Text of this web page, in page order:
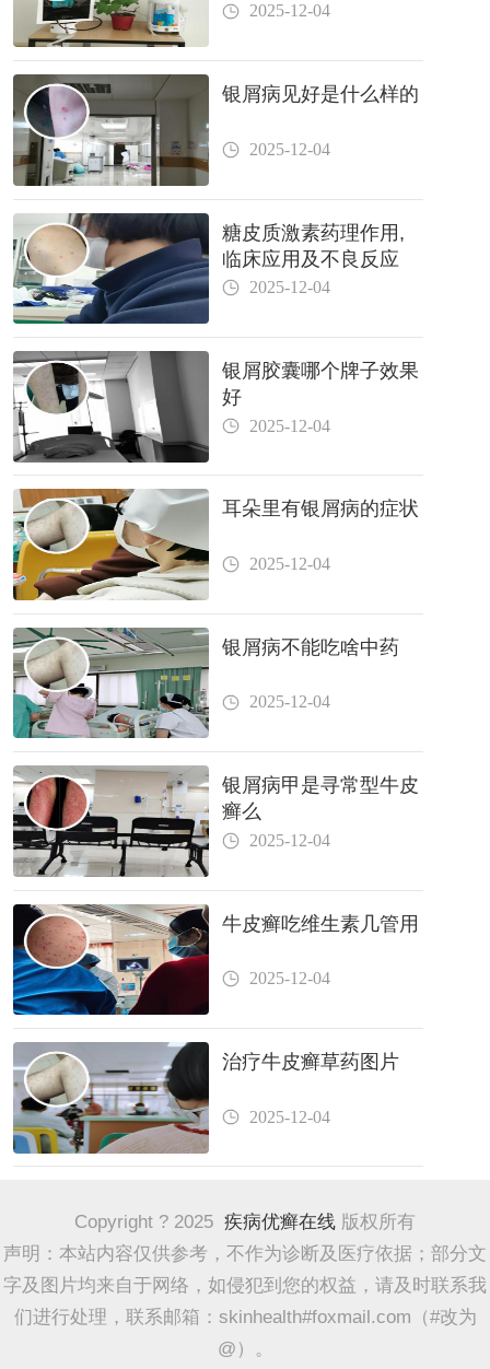
2025-12-04
银屑病见好是什么样的
2025-12-04
糖皮质激素药理作用,
临床应用及不良反应
2025-12-04
银屑胶囊哪个牌子效果
好
2025-12-04
耳朵里有银屑病的症状
2025-12-04
银屑病不能吃啥中药
2025-12-04
银屑病甲是寻常型牛皮
癣么
2025-12-04
牛皮癣吃维生素几管用
2025-12-04
治疗牛皮癣草药图片
2025-12-04
Copyright ? 2025 疾病优癣在线 版权所有
声明：本站内容仅供参考，不作为诊断及医疗依据；部分文
字及图片均来自于网络，如侵犯到您的权益，请及时联系我
们进行处理，联系邮箱：skinhealth#foxmail.com（#改为
@）。